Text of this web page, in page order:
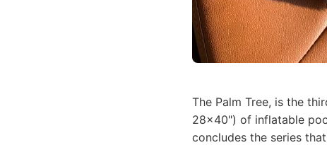
The Palm Tree, is the
28x40") of inflatable
concludes the series